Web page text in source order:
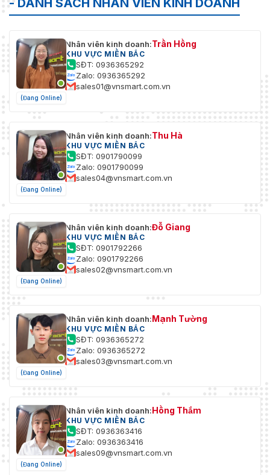
- DANH SÁCH NHÂN VIÊN KINH DOANH
(Đang Online)
Nhân viên kinh doanh:Trần Hồng
KHU VỰC MIỀN BẮC
SĐT: 0936365292
Zalo: 0936365292
sales01@vnsmart.com.vn
(Đang Online)
Nhân viên kinh doanh:Thu Hà
KHU VỰC MIỀN BẮC
SĐT: 0901790099
Zalo: 0901790099
sales04@vnsmart.com.vn
(Đang Online)
Nhân viên kinh doanh:Đỗ Giang
KHU VỰC MIỀN BẮC
SĐT: 0901792266
Zalo: 0901792266
sales02@vnsmart.com.vn
(Đang Online)
Nhân viên kinh doanh:Mạnh Tường
KHU VỰC MIỀN BẮC
SĐT: 0936365272
Zalo: 0936365272
sales03@vnsmart.com.vn
(Đang Online)
Nhân viên kinh doanh:Hồng Thắm
KHU VỰC MIỀN BẮC
SĐT: 0936363416
Zalo: 0936363416
sales09@vnsmart.com.vn